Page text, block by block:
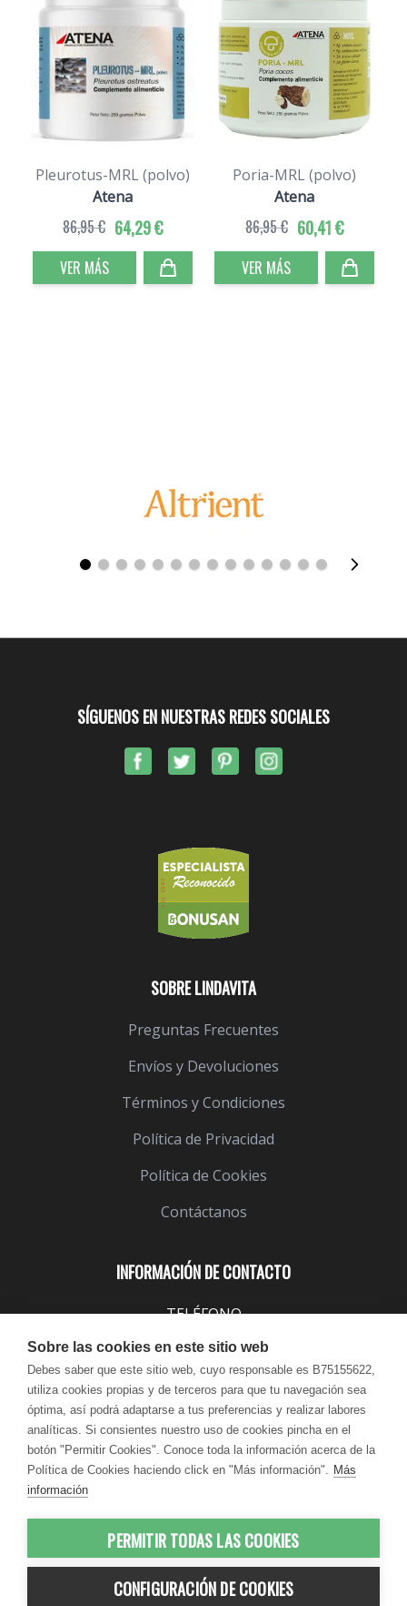
Pleurotus-MRL (polvo)
Atena
64,29 €
86,95 €
VER MÁS
Poria-MRL (polvo)
Atena
60,41 €
86,95 €
VER MÁS
INFORMACIÓN DE CONTACTO
TELÉFONO
EMAIL
info@lindavita.com
HORARIO
Lun - Jue / 9:00 - 18:30
Vie / 9:00 - 17:30
SOBRE LINDAVITA
Preguntas Frecuentes
Envíos y Devoluciones
Términos y Condiciones
Política de Privacidad
Política de Cookies
Contáctanos
SÍGUENOS EN NUESTRAS REDES SOCIALES
© 2012-2026 LindaVita - Todos los
derechos reservados
Sobre las cookies en este sitio web
Debes saber que este sitio web, cuyo responsable es B75155622,
utiliza cookies propias y de terceros para que tu navegación sea
óptima, así podrá adaptarse a tus preferencias y realizar labores
analíticas. Si consientes nuestro uso de cookies pincha en el
botón "Permitir Cookies". Conoce toda la información acerca de la
Política de Cookies haciendo click en "Más información". Más
información
PERMITIR TODAS LAS COOKIES
CONFIGURACIÓN DE COOKIES